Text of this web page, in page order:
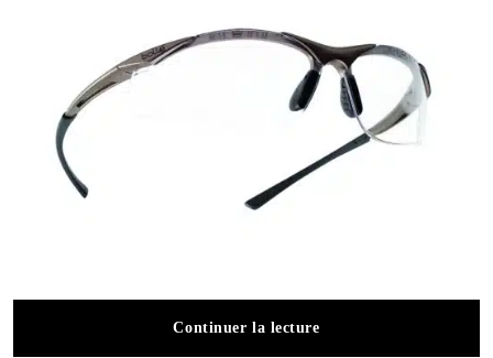
Continuer la lecture